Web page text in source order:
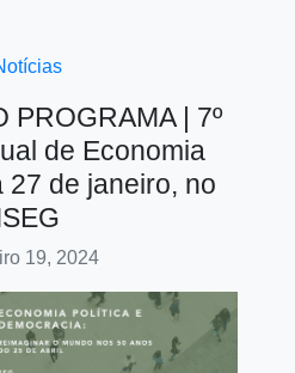
PROGRAMA | 7º
de Economia
27 de janeiro, no
19, 2024